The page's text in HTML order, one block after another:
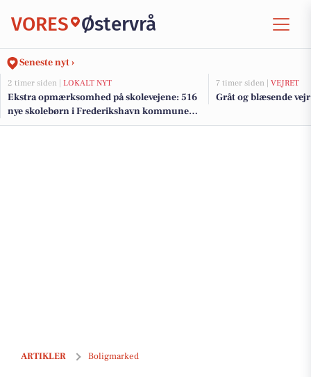
VORES Østervrå
Seneste nyt ›
2 timer siden | LOKALT NYT
Ekstra opmærksomhed på skolevejene: 516
nye skolebørn i Frederikshavn kommune
efter sommerferien
7 timer siden | VEJRET
Gråt og blæsende
ARTIKLER Boligmarked
Eksklusiv bolig for 2.495.000 kr er netop kommet til salg i Østervrå -